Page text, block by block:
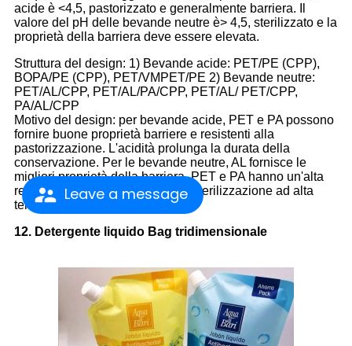
Leave a message
acide è <4,5, pastorizzato e generalmente barriera. Il
valore del pH delle bevande neutre è> 4,5, sterilizzato e la
proprietà della barriera deve essere elevata.
Struttura del design: 1) Bevande acide: PET/PE (CPP),
BOPA/PE (CPP), PET/VMPET/PE 2) Bevande neutre:
PET/AL/CPP, PET/AL/PA/CPP, PET/AL/ PET/CPP,
PA/AL/CPP
Motivo del design: per bevande acide, PET e PA possono
fornire buone proprietà barriere e resistenti alla
pastorizzazione. L'acidità prolunga la durata della
conservazione. Per le bevande neutre, AL fornisce le
migliori proprietà della barriera, PET e PA hanno un'alta
resistenza e sono resistenti alla sterilizzazione ad alta
temperatura.
12. Detergente liquido Bag tridimensionale